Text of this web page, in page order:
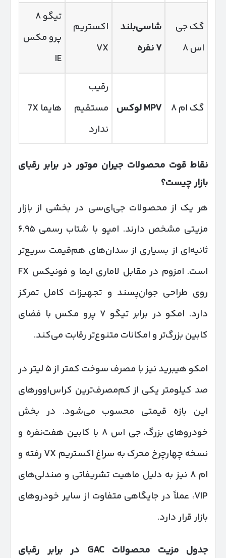
گک جی
اس ۸
شاسی‌بلند
۷نفره
اکستریم
VX
تیگو ۸
پرو مکس
IE
گک ام ۸ MPVلوکس
رقیب
مستقیم
ندارد
هایما 7X
نقاط قوت محصولات جیران موتور در برابر رقبای
بازار چیست؟
هر یک از محصولات جی‌ای‌سی در بخشی از بازار
مزیتی مشخص دارند. امپو با شتاب رسمی ۶.۹۵
ثانیه‌ای از بسیاری از سدان‌های هم‌قیمت سریع‌تر
است. امزوم در مقابل لاماری ایما و فونیکس FX
روی طراحی جوان‌پسند و تجهیزات کامل تمرکز
دارد. امکو در برابر تیگو ۷ پرو مکس با فضای
کابین بزرگ‌تر و امکانات متنوع‌تر رقابت می‌کند.
امکو هیبرید نیز با مصرف سوخت کمتر از ۵ لیتر در
صد کیلومتر یکی از کم‌مصرف‌ترین کراس‌اوورهای
این بازه قیمتی محسوب می‌شود. در بخش
خودروهای بزرگ، جی اس ۸ با کابین هفت‌نفره و
نسخه چهارچرخ محرک به سراغ اکستریم VX رفته و
ام ۸ نیز به دلیل ماهیت تشریفاتی و صندلی‌های
VIP، عملاً در جایگاهی متفاوت از سایر خودروهای
بازار قرار دارد.
جدول مزیت محصولات GAC
در برابر رقبای